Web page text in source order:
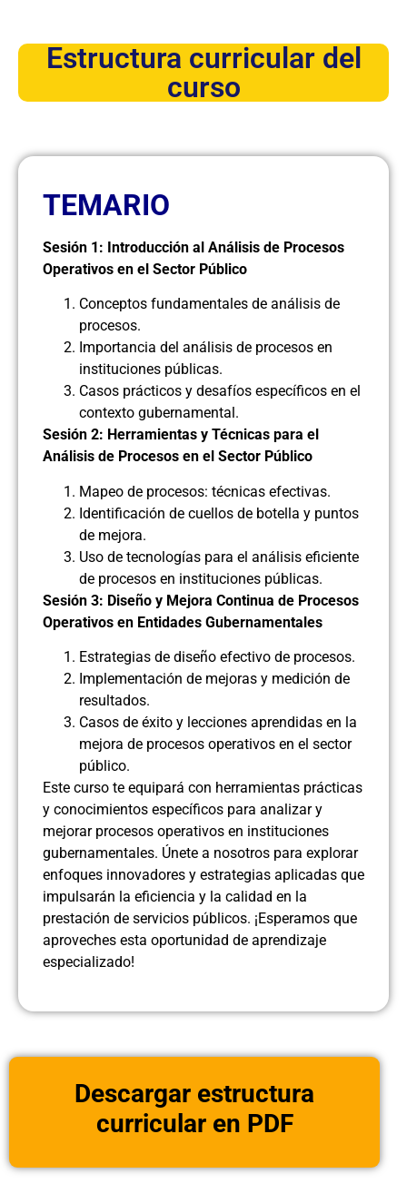
Estructura curricular del
curso
TEMARIO
Sesión 1: Introducción al Análisis de Procesos
Operativos en el Sector Público
Conceptos fundamentales de análisis de
procesos.
Importancia del análisis de procesos en
instituciones públicas.
Casos prácticos y desafíos específicos en el
contexto gubernamental.
Sesión 2: Herramientas y Técnicas para el
Análisis de Procesos en el Sector Público
Mapeo de procesos: técnicas efectivas.
Identificación de cuellos de botella y puntos
de mejora.
Uso de tecnologías para el análisis eficiente
de procesos en instituciones públicas.
Sesión 3: Diseño y Mejora Continua de Procesos
Operativos en Entidades Gubernamentales
Estrategias de diseño efectivo de procesos.
Implementación de mejoras y medición de
resultados.
Casos de éxito y lecciones aprendidas en la
mejora de procesos operativos en el sector
público.
Este curso te equipará con herramientas prácticas
y conocimientos específicos para analizar y
mejorar procesos operativos en instituciones
gubernamentales. Únete a nosotros para explorar
enfoques innovadores y estrategias aplicadas que
impulsarán la eficiencia y la calidad en la
prestación de servicios públicos. ¡Esperamos que
aproveches esta oportunidad de aprendizaje
especializado!
Descargar estructura
curricular en PDF